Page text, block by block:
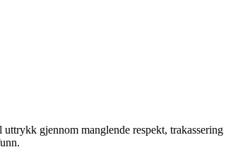
gjennom manglende respekt,